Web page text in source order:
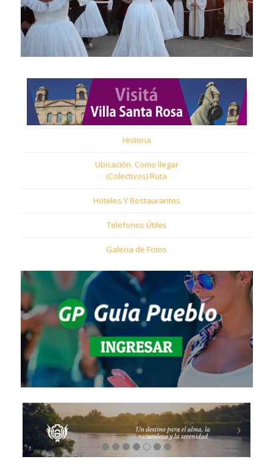
Historia
Ubicación. Como llegar
(Colectivos) Ruta
Hoteles Y Restaurantes
Telefonos Útiles
Galeria de Fotos